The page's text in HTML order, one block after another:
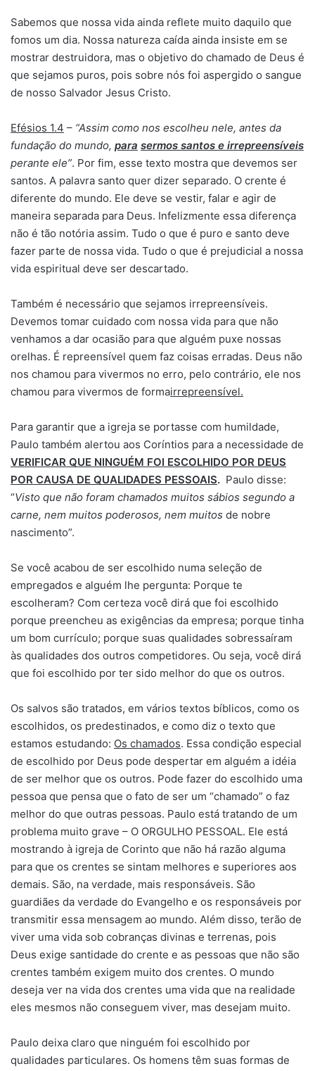
Sabemos que nossa vida ainda reflete muito daquilo que
fomos um dia. Nossa natureza caída ainda insiste em se
mostrar destruidora, mas o objetivo do chamado de Deus é
que sejamos puros, pois sobre nós foi aspergido o sangue
de nosso Salvador Jesus Cristo.
Efésios 1.4 – “Assim como nos escolheu nele, antes da
fundação do mundo, para sermos santos e irrepreensíveis
perante ele”. Por fim, esse texto mostra que devemos ser
santos. A palavra santo quer dizer separado. O crente é
diferente do mundo. Ele deve se vestir, falar e agir de
maneira separada para Deus. Infelizmente essa diferença
não é tão notória assim. Tudo o que é puro e santo deve
fazer parte de nossa vida. Tudo o que é prejudicial a nossa
vida espiritual deve ser descartado.
Também é necessário que sejamos irrepreensíveis.
Devemos tomar cuidado com nossa vida para que não
venhamos a dar ocasião para que alguém puxe nossas
orelhas. É repreensível quem faz coisas erradas. Deus não
nos chamou para vivermos no erro, pelo contrário, ele nos
chamou para vivermos de formairrepreensível.
Para garantir que a igreja se portasse com humildade,
Paulo também alertou aos Coríntios para a necessidade de
VERIFICAR QUE NINGUÉM FOI ESCOLHIDO POR DEUS
POR CAUSA DE QUALIDADES PESSOAIS. Paulo disse:
“Visto que não foram chamados muitos sábios segundo a
carne, nem muitos poderosos, nem muitos de nobre
nascimento”.
Se você acabou de ser escolhido numa seleção de
empregados e alguém lhe pergunta: Porque te
escolheram? Com certeza você dirá que foi escolhido
porque preencheu as exigências da empresa; porque tinha
um bom currículo; porque suas qualidades sobressaíram
às qualidades dos outros competidores. Ou seja, você dirá
que foi escolhido por ter sido melhor do que os outros.
Os salvos são tratados, em vários textos bíblicos, como os
escolhidos, os predestinados, e como diz o texto que
estamos estudando: Os chamados. Essa condição especial
de escolhido por Deus pode despertar em alguém a idéia
de ser melhor que os outros. Pode fazer do escolhido uma
pessoa que pensa que o fato de ser um “chamado” o faz
melhor do que outras pessoas. Paulo está tratando de um
problema muito grave – O ORGULHO PESSOAL. Ele está
mostrando à igreja de Corinto que não há razão alguma
para que os crentes se sintam melhores e superiores aos
demais. São, na verdade, mais responsáveis. São
guardiães da verdade do Evangelho e os responsáveis por
transmitir essa mensagem ao mundo. Além disso, terão de
viver uma vida sob cobranças divinas e terrenas, pois
Deus exige santidade do crente e as pessoas que não são
crentes também exigem muito dos crentes. O mundo
deseja ver na vida dos crentes uma vida que na realidade
eles mesmos não conseguem viver, mas desejam muito.
Paulo deixa claro que ninguém foi escolhido por
qualidades particulares. Os homens têm suas formas de